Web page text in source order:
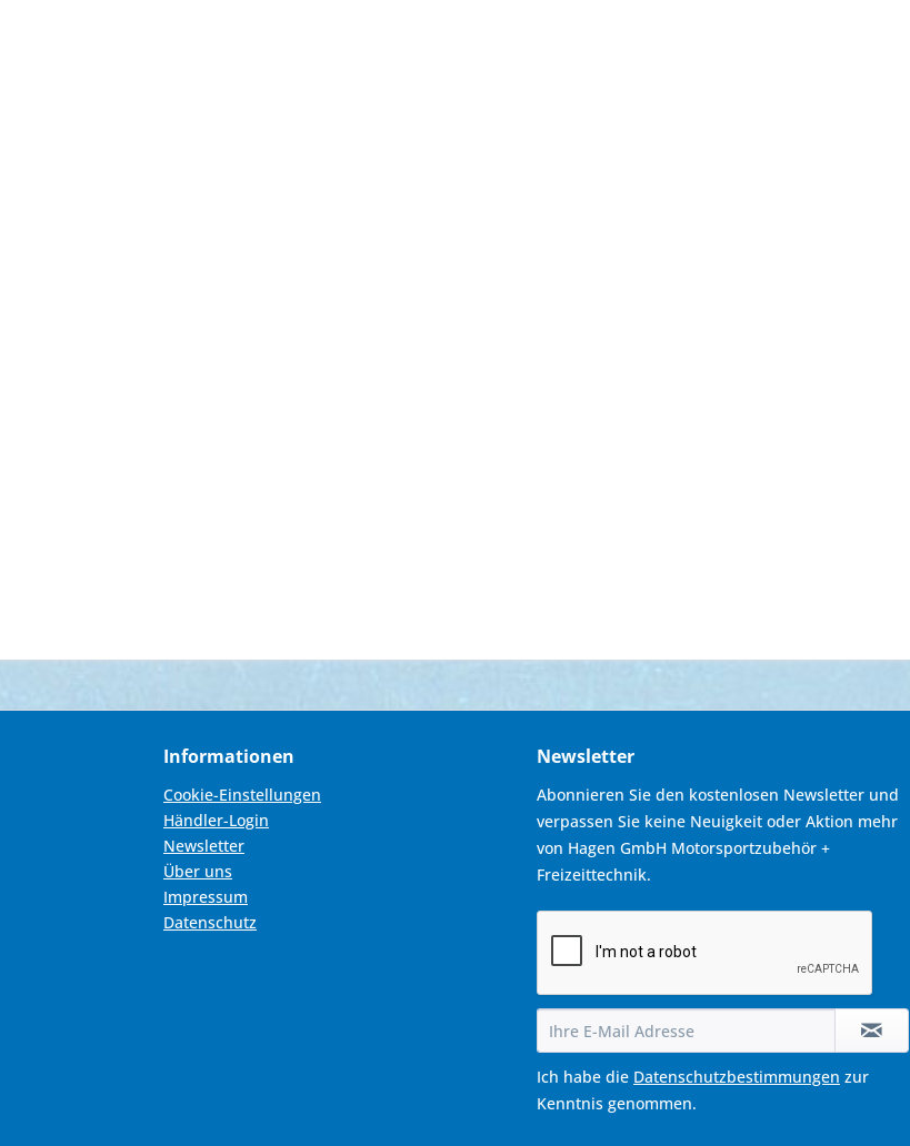
Informationen
Cookie-Einstellungen
Händler-Login
Newsletter
Über uns
Impressum
Datenschutz
Newsletter
Abonnieren Sie den kostenlosen Newsletter und
verpassen Sie keine Neuigkeit oder Aktion mehr
von Hagen GmbH Motorsportzubehör +
Freizeittechnik.
Ich habe die Datenschutzbestimmungen zur
Kenntnis genommen.